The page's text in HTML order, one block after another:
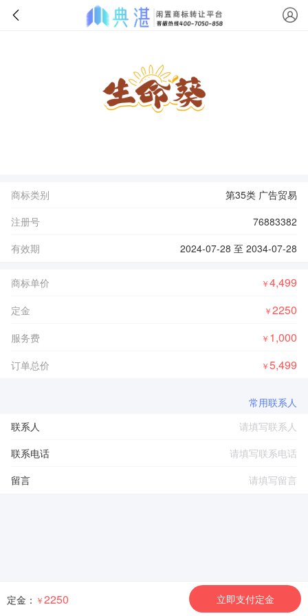
商标类别
第35类 广告贸易
注册号
76883382
有效期
2024-07-28 至 2034-07-28
商标单价 ￥4,499
定金 ￥2250
服务费 ￥ 1,000
订单总价 ￥5,499
常用联系人
联系人
联系电话
留言
定金： ￥2250 立即支付定金